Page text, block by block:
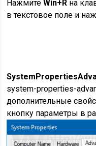
НажмитеWin+R на
в текстовое поле и
system-properties-
дополнительные
кнопку параметры в